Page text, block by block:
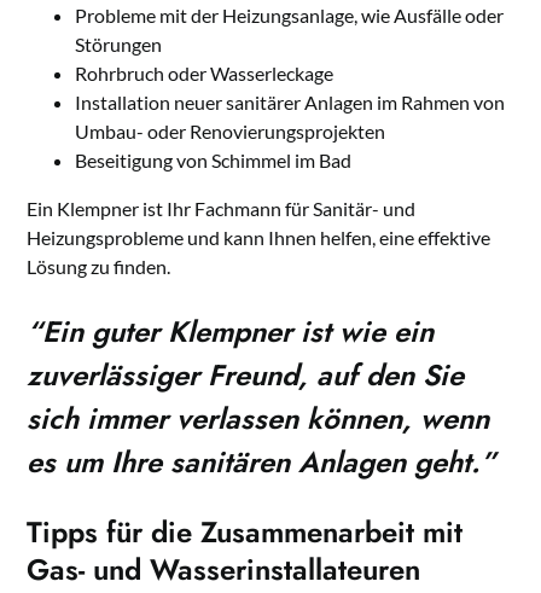
Probleme mit der Heizungsanlage, wie Ausfälle oder
Störungen
Rohrbruch oder Wasserleckage
Installation neuer sanitärer Anlagen im Rahmen von
Umbau- oder Renovierungsprojekten
Beseitigung von Schimmel im Bad
Ein Klempner ist Ihr Fachmann für Sanitär- und
Heizungsprobleme und kann Ihnen helfen, eine effektive
Lösung zu finden.
“Ein guter Klempner ist wie ein
zuverlässiger Freund, auf den Sie
sich immer verlassen können, wenn
es um Ihre sanitären Anlagen geht.”
Tipps für die Zusammenarbeit mit
Gas- und Wasserinstallateuren